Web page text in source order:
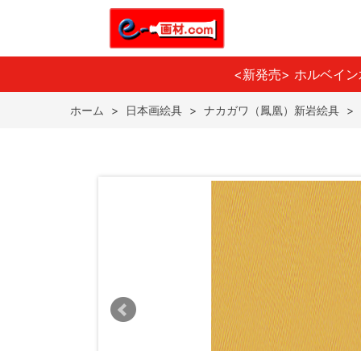
<新発売> ホルベイ
ホーム > 日本画絵具 > ナカガワ（鳳凰）新岩絵具 >